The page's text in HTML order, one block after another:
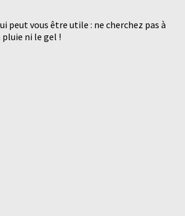
peut vous être utile : ne cherchez pas à
ni le gel !